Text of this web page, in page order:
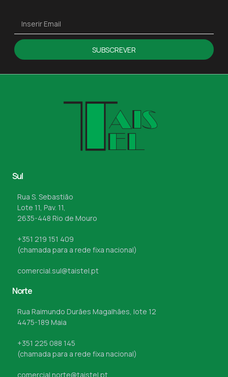
SUBSCREVER
Sul
Rua S. Sebastião
Lote 11, Pav. 11,
2635-448 Rio de Mouro
+351 219 151 409
(chamada para a rede fixa nacional)
comercial.sul@taistel.pt
Norte
Rua Raimundo Durães Magalhães, lote 12
4475-189 Maia
+351 225 088 145
(chamada para a rede fixa nacional)
comercial.norte@taistel.pt